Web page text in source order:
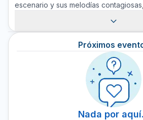
escenario y sus melodías
grupo ha sabido ganarse un lugar en
fanáticos de la música tropical,
distintivo sabor costero en cada
boletos para disfrutar de esta
Próximos
Nada por